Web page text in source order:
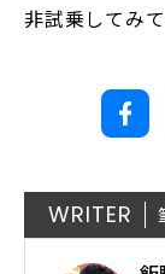
非試乗してみ
WRITER